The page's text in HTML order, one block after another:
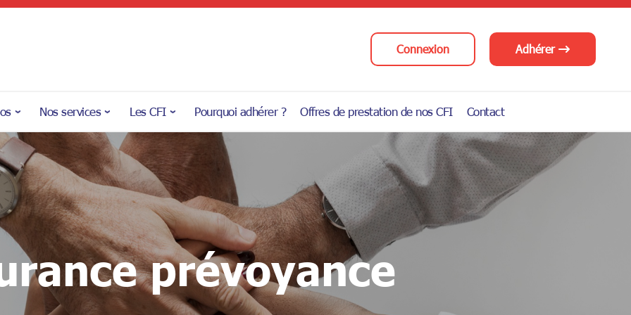
Connexion Adhérer
Nos services Les CFI Pourquoi adhérer ? Offres de prestation de nos CFI Contact
prévoyance